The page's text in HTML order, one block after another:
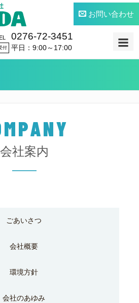
お問い合わせ
0276-72-3451
付 平日：9:00～17:00
会社案内
ごあいさつ
会社概要
環境方針
会社のあゆみ